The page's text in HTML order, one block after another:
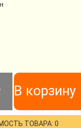
В корзину
ТОВАРА: 0